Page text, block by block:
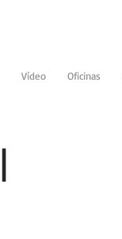
Vídeo Oficinas